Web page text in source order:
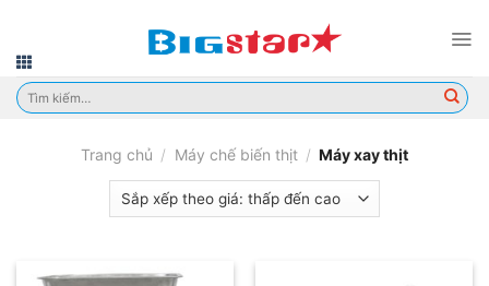
content
Tìm
kiếm:
Trang chủ / Máy chế biến thịt / Máy xay thịt